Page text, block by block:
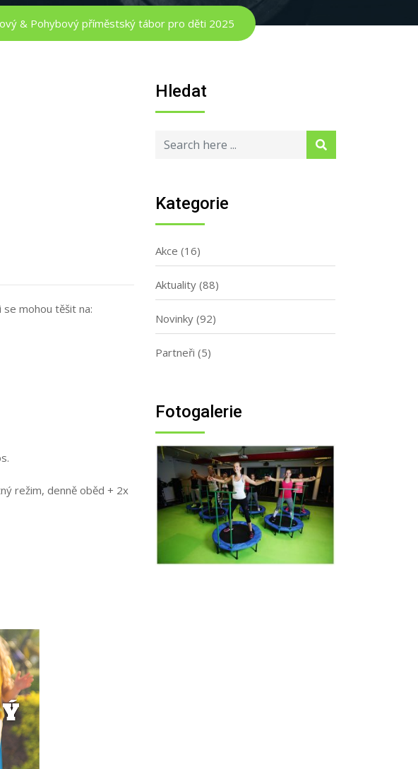
& Pohybový příměstský tábor pro děti 2025
mohou těšit na:
režim, denně oběd + 2x
Hledat
Kategorie
Akce (16)
Aktuality (88)
Novinky (92)
Partneři (5)
Fotogalerie